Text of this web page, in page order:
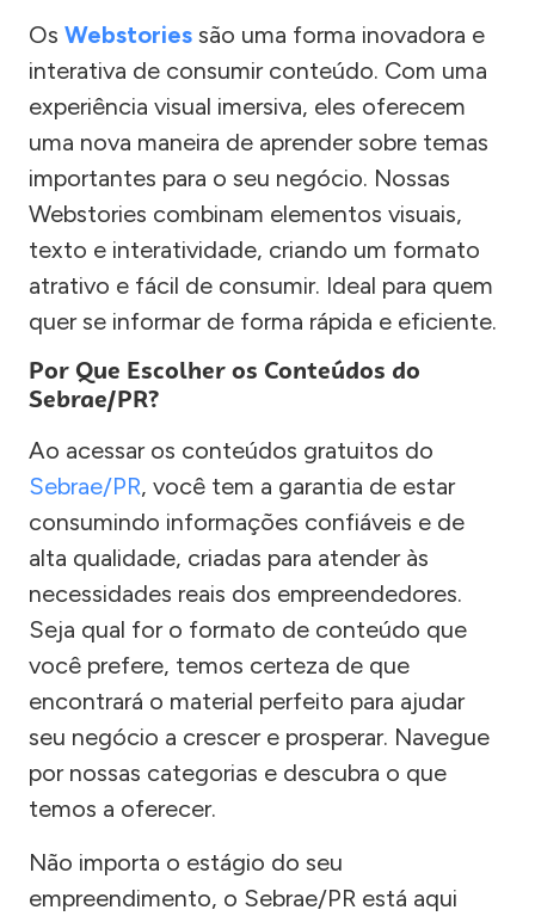
Os Webstories são uma forma inovadora e
interativa de consumir conteúdo. Com uma
experiência visual imersiva, eles oferecem
uma nova maneira de aprender sobre temas
importantes para o seu negócio. Nossas
Webstories combinam elementos visuais,
texto e interatividade, criando um formato
atrativo e fácil de consumir. Ideal para quem
quer se informar de forma rápida e eficiente.
Por Que Escolher os Conteúdos do
Sebrae/PR?
Ao acessar os conteúdos gratuitos do
Sebrae/PR, você tem a garantia de estar
consumindo informações confiáveis e de
alta qualidade, criadas para atender às
necessidades reais dos empreendedores.
Seja qual for o formato de conteúdo que
você prefere, temos certeza de que
encontrará o material perfeito para ajudar
seu negócio a crescer e prosperar. Navegue
por nossas categorias e descubra o que
temos a oferecer.
Não importa o estágio do seu
empreendimento, o Sebrae/PR está aqui